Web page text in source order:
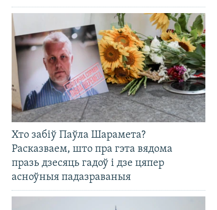
Хто забіў Паўла Шарамета?
Расказваем, што пра гэта вядома
празь дзесяць гадоў і дзе цяпер
асноўныя падазраваныя